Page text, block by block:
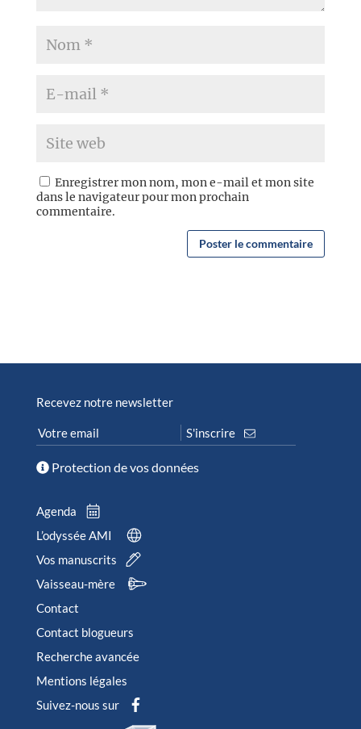
Enregistrer mon nom, mon e-mail et mon site
dans le navigateur pour mon prochain
commentaire.
Recevez notre newsletter
Protection de vos données
Agenda
L’odyssée AMI
Vos manuscrits
Vaisseau-mère
Contact
Contact blogueurs
Recherche avancée
Mentions légales
Suivez-nous sur